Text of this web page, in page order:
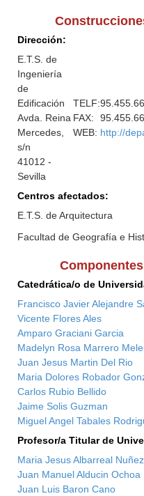
Dirección:
E.T.S. de
Ingeniería
de
Edificación
Avda. Reina
Mercedes,
s/n
41012 -
Sevilla
TELF:
FAX:
WEB: http://
Centros afectados:
E.T.S. de Arquitectura
Facultad de Geografía e
Catedrática/o de
Francisco Javier Alejandre
Vicente Flores Ales
Amparo Graciani Garcia
Madelyn Rosa Marrero
Juan Jesus Martin Del Rio
Maria Dolores Robador
Carlos Rubio Bellido
Jaime Solis Guzman
Miguel Angel Tabales
Profesor/a Titular de
Maria Jesus Albarreal Nuñez
Juan Manuel Alducin Ochoa
Juan Luis Baron Cano